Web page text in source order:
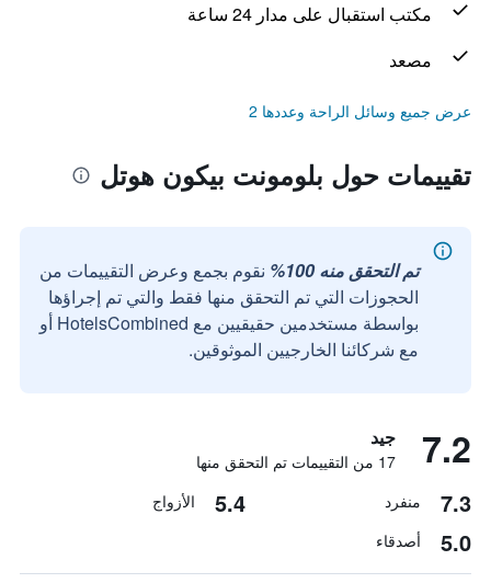
مكتب استقبال على مدار 24 ساعة
مصعد
عرض جميع وسائل الراحة وعددها 2
تقييمات حول بلومونت بيكون هوتل
تم التحقق منه 100%
نقوم بجمع وعرض التقييمات من
الحجوزات التي تم التحقق منها فقط والتي تم إجراؤها
بواسطة مستخدمين حقيقيين مع HotelsCombined أو
مع شركائنا الخارجيين الموثوقين.
7.2 جيد
17 من التقييمات تم التحقق منها
7.3 منفرد 5.4 الأزواج
5.0 أصدقاء